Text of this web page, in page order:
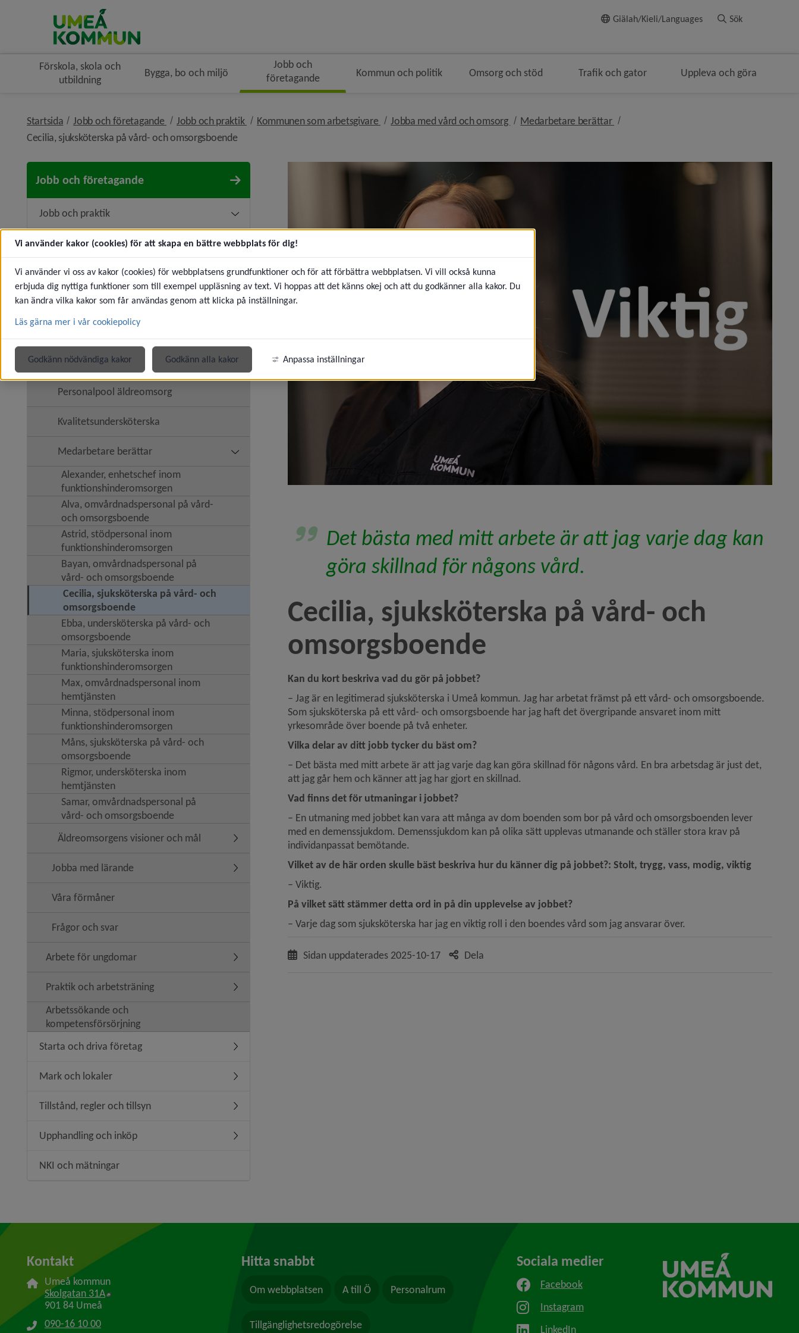
Till innehålletGiälah/Kieli/Languages Sök
Förskola, skola och
utbildning
Bygga, bo och miljö
Jobb och
företagande
Kommun och politik Omsorg och stöd Trafik och gator Uppleva och göra
Startsida Jobb och företagande nivå i brödsmulenavigeringen
Jobb och praktik nivå i brödsmulenavigeringen
Kommunen som arbetsgivare nivå i brödsmulenavigeringen
Jobba med vård och omsorg nivå i brödsmulenavigeringen
Medarbetare berättar nivå i brödsmulenavigeringen
Cecilia, sjuksköterska på vård- och omsorgsboendenivå i brödsmulenavigeringen
Jobb och företagande
Jobb och praktik
Undermeny för Jobb och praktik
Lediga jobb
Undermeny för Lediga jobb
Kommunen som arbetsgivare
Undermeny för Kommunen som arbetsgivare
Jobba med vård och omsorg
Undermeny för Jobba med vård och omsorg
Undermeny för Sommarjobb inom vård och omsorg
Sjuksköterska inom äldreomsorgen
Personalpool äldreomsorg
Kvalitetsundersköterska
Medarbetare berättar
Undermeny för Medarbetare berättar
Alexander, enhetschef inom
funktionshinderomsorgen
Alva, omvårdnadspersonal på vård-
och omsorgsboende
Astrid, stödpersonal inom
funktionshinderomsorgen
Bayan, omvårdnadspersonal på
vård- och omsorgsboende
Cecilia, sjuksköterska på vård- och
omsorgsboende
Ebba, undersköterska på vård- och
omsorgsboende
Maria, sjuksköterska inom
funktionshinderomsorgen
Max, omvårdnadspersonal inom
hemtjänsten
Minna, stödpersonal inom
funktionshinderomsorgen
Måns, sjuksköterska på vård- och
omsorgsboende
Rigmor, undersköterska inom
hemtjänsten
Samar, omvårdnadspersonal på
vård- och omsorgsboende
Äldreomsorgens visioner och mål
Undermeny för Äldreomsorgens visioner och mål
Jobba med lärande
Undermeny för Jobba med lärande
Våra förmåner
Frågor och svar
Arbete för ungdomar
Undermeny för Arbete för ungdomar
Praktik och arbetsträning
Undermeny för Praktik och arbetsträning
Arbetssökande och
kompetensförsörjning
Starta och driva företag
Undermeny för Starta och driva företag
Mark och lokaler
Undermeny för Mark och lokaler
Tillstånd, regler och tillsyn
Undermeny för Tillstånd, regler och tillsyn
Upphandling och inköp
Undermeny för Upphandling och inköp
NKI och mätningar
Det bästa med mitt arbete är att jag varje dag kan
göra skillnad för någons vård.
Cecilia, sjuksköterska på vård- och
omsorgsboende
Kan du kort beskriva vad du gör på jobbet?
– Jag är en legitimerad sjuksköterska i Umeå kommun. Jag har arbetat främst på ett vård- och omsorgsboende.
Som sjuksköterska på ett vård- och omsorgsboende har jag haft det övergripande ansvaret inom mitt
yrkesområde över boende på två enheter.
Vilka delar av ditt jobb tycker du bäst om?
– Det bästa med mitt arbete är att jag varje dag kan göra skillnad för någons vård. En bra arbetsdag är just det,
att jag går hem och känner att jag har gjort en skillnad.
Vad finns det för utmaningar i jobbet?
– En utmaning med jobbet kan vara att många av dom boenden som bor på vård och omsorgsboenden lever
med en demenssjukdom. Demenssjukdom kan på olika sätt upplevas utmanande och ställer stora krav på
individanpassat bemötande.
Vilket av de här orden skulle bäst beskriva hur du känner dig på jobbet?: Stolt, trygg, vass, modig, viktig
– Viktig.
På vilket sätt stämmer detta ord in på din upplevelse av jobbet?
– Varje dag som sjuksköterska har jag en viktig roll i den boendes vård som jag ansvarar över.
Sidan uppdaterades 2025-10-17 Dela
Kontakt
Umeå kommun
Skolgatan 31A Länk till annan webbplats, öppnas i nytt fönster.
901 84 Umeå
090-16 10 00
Hitta snabbt
Om webbplatsen A till Ö Personalrum
Tillgänglighetsredogörelse
Sociala medier
Facebook
Instagram
LinkedIn
Vi använder kakor (cookies) för att skapa en bättre webbplats för dig!
Vi använder vi oss av kakor (cookies) för webbplatsens grundfunktioner och för att förbättra webbplatsen. Vi vill också kunna
erbjuda dig nyttiga funktioner som till exempel uppläsning av text. Vi hoppas att det känns okej och att du godkänner alla kakor. Du
kan ändra vilka kakor som får användas genom att klicka på inställningar.
Läs gärna mer i vår cookiepolicy
Godkänn nödvändiga kakor Godkänn alla kakor Anpassa inställningar